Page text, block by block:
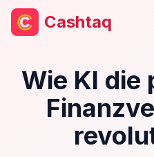
Cashtaq
Wie KI die